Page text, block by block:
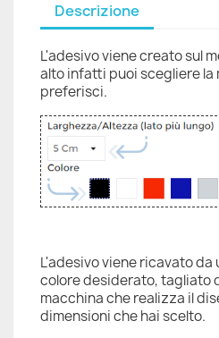
Descrizione
L'adesivo viene creato sul
alto infatti puoi scegliere la
preferisci.
L'adesivo viene ricavato da
colore desiderato, tagliato
macchina che realizza il
dimensioni che hai scelto.